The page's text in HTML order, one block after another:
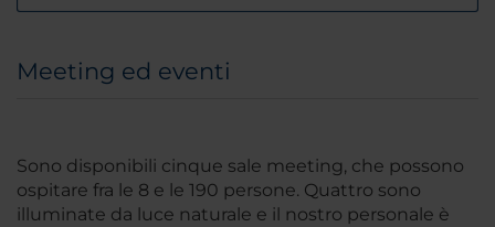
Meeting ed eventi
Sono disponibili cinque sale meeting, che possono
ospitare fra le 8 e le 190 persone. Quattro sono
illuminate da luce naturale e il nostro personale è